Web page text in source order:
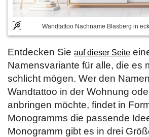
Wandtattoo Nachname Blasberg in
Entdecken Sie auf dieser Seite
Namensvariante für alle, die es
schlicht mögen. Wer den
Wandtattoo in der Wohnung
anbringen möchte, findet in
Monogramms die passende
Monogramm gibt es in drei